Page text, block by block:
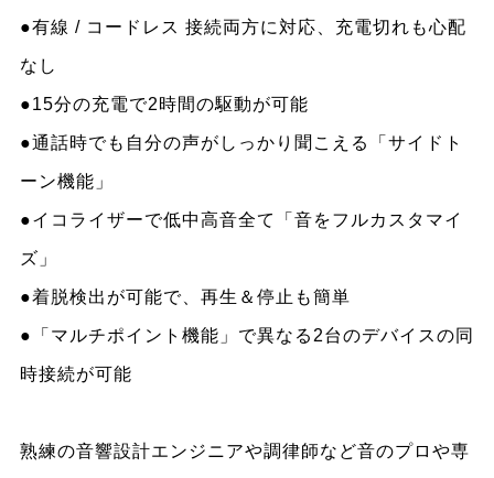
●有線 / コードレス 接続両方に対応、充電切れも心配
なし
●15分の充電で2時間の駆動が可能
●通話時でも自分の声がしっかり聞こえる「サイドト
ーン機能」
●イコライザーで低中高音全て「音をフルカスタマイ
ズ」
●着脱検出が可能で、再生＆停止も簡単
●「マルチポイント機能」で異なる2台のデバイスの同
時接続が可能
熟練の音響設計エンジニアや調律師など音のプロや専